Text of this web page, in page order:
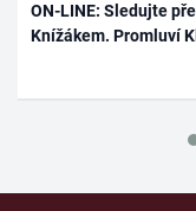
ON-LINE: Sledujte
Knížákem. Promluví